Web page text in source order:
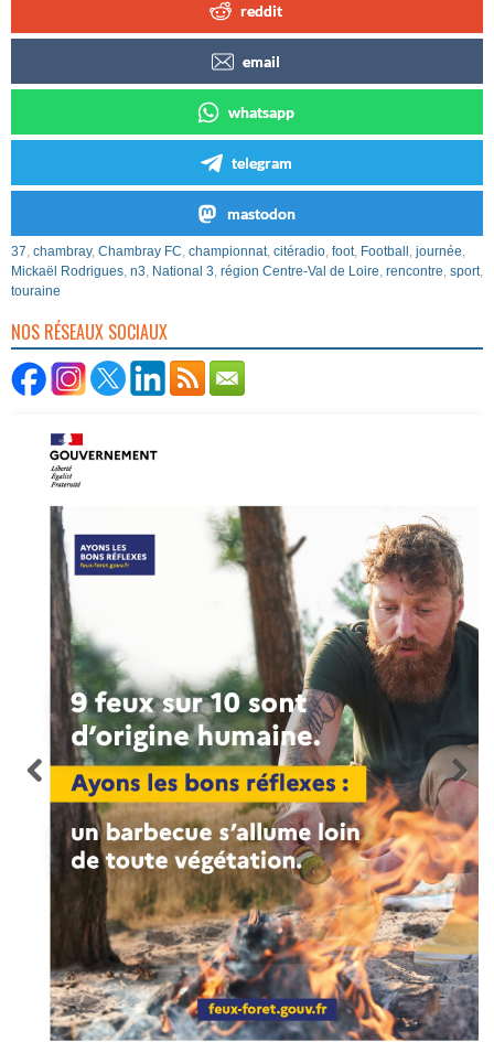
reddit
email
whatsapp
telegram
mastodon
37, chambray, Chambray FC, championnat, citéradio, foot, Football , journée,
Mickaël Rodrigues, n3, National 3, région Centre-Val de Loire, rencontre, sport,
touraine
NOS RÉSEAUX SOCIAUX